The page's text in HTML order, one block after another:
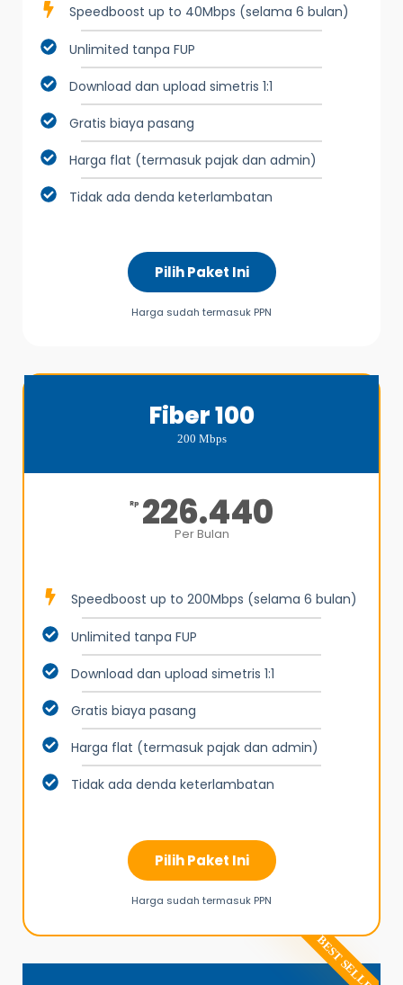
Speedboost up to 40Mbps (selama 6 bulan)
Unlimited tanpa FUP
Download dan upload simetris 1:1
Gratis biaya pasang
Harga flat (termasuk pajak dan admin)
Tidak ada denda keterlambatan
Pilih Paket Ini
Harga sudah termasuk PPN
Fiber 100
200 Mbps
Rp 226.440
Per Bulan
Speedboost up to 200Mbps (selama 6 bulan)
Unlimited tanpa FUP
Download dan upload simetris 1:1
Gratis biaya pasang
Harga flat (termasuk pajak dan admin)
Tidak ada denda keterlambatan
Pilih Paket Ini
Harga sudah termasuk PPN
BEST SELLER